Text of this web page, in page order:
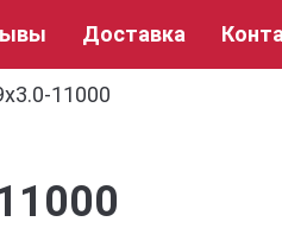
Доставка
11000